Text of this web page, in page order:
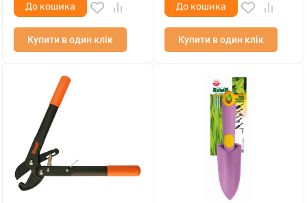
До кошика
Купити в один клік
До кошика
Купити в один клік